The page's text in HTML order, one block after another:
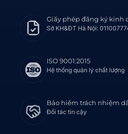
Giấy phép đăng ký kinh
Sở KH&ĐT Hà Nội:
ISO 9001:2015
Hệ thống quản lý chất lượng
Bảo hiểm trách nhiệm
Đối tác tin cậy